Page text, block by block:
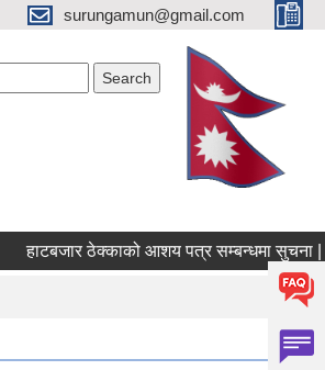
surungamun@gmail.com
हाटबजार ठेक्काको आशय पत्र सम्बन्धमा सुचना |